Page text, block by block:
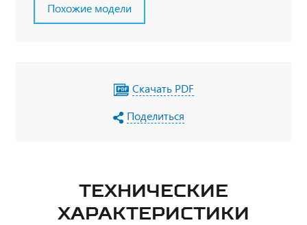
Похожие модели
Скачать PDF
Поделиться
ТЕХНИЧЕСКИЕ
ХАРАКТЕРИСТИКИ